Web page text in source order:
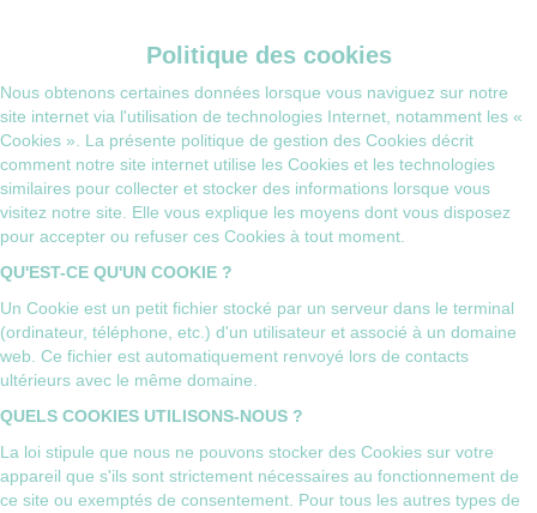
Politique des cookies
Nous obtenons certaines données lorsque vous naviguez sur notre
site internet via l'utilisation de technologies Internet, notamment les «
Cookies ». La présente politique de gestion des Cookies décrit
comment notre site internet utilise les Cookies et les technologies
similaires pour collecter et stocker des informations lorsque vous
visitez notre site. Elle vous explique les moyens dont vous disposez
pour accepter ou refuser ces Cookies à tout moment.
QU'EST-CE QU'UN COOKIE ?
Un Cookie est un petit fichier stocké par un serveur dans le terminal
(ordinateur, téléphone, etc.) d'un utilisateur et associé à un domaine
web. Ce fichier est automatiquement renvoyé lors de contacts
ultérieurs avec le même domaine.
QUELS COOKIES UTILISONS-NOUS ?
La loi stipule que nous ne pouvons stocker des Cookies sur votre
appareil que s'ils sont strictement nécessaires au fonctionnement de
ce site ou exemptés de consentement. Pour tous les autres types de